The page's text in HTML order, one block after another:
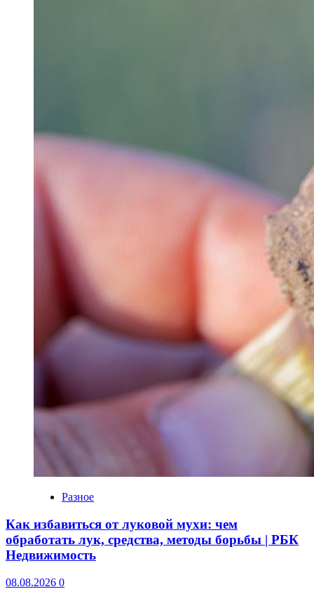
Разное
Как избавиться от луковой мухи: чем
обработать лук, средства, методы борьбы | РБК
Недвижимость
08.08.2026 0